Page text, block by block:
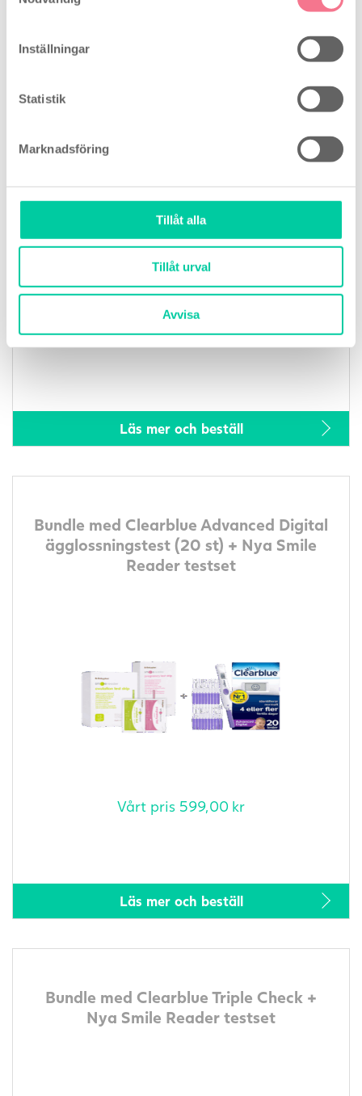
Inställningar
Statistik
Marknadsföring
Tillåt alla
Tillåt urval
Avvisa
Bundle med Clearblue Tidigt
Vårt pris299,00kr
Läs mer och beställ
Bundle med Clearblue Advanced Digital
ägglossningstest (20 st) + Nya Smile
Reader testset
Vårt pris 599,00 kr
Läs mer och beställ
Bundle med Clearblue Triple Check +
Nya Smile Reader testset